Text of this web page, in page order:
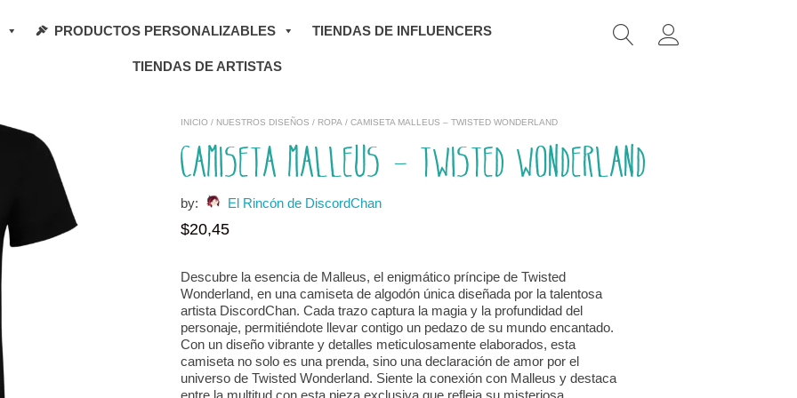
PRODUCTOS PERSONALIZABLES TIENDAS DE INFLUENCERS
TIENDAS DE ARTISTAS
INICIO / NUESTROS DISEÑOS / ROPA / CAMISETA MALLEUS – TWISTED WONDERLAND
Camiseta Malleus – Twisted Wonderland
by: El Rincón de DiscordChan
$20,45
Descubre la esencia de Malleus, el enigmático príncipe de Twisted
Wonderland, en una camiseta de algodón única diseñada por la talentosa
artista DiscordChan. Cada trazo captura la magia y la profundidad del
personaje, permitiéndote llevar contigo un pedazo de su mundo encantado.
Con un diseño vibrante y detalles meticulosamente elaborados, esta
camiseta no solo es una prenda, sino una declaración de amor por el
universo de Twisted Wonderland. Siente la conexión con Malleus y destaca
entre la multitud con esta pieza exclusiva que refleja su misteriosa